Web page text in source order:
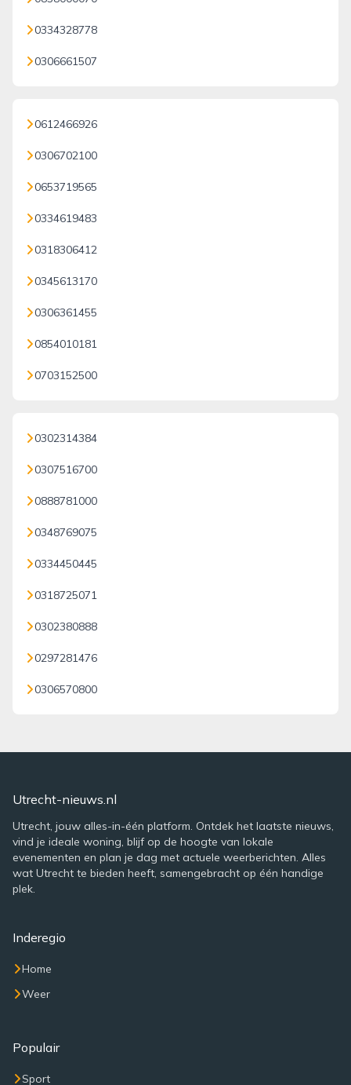
0334328778
0306661507
0612466926
0306702100
0653719565
0334619483
0318306412
0345613170
0306361455
0854010181
0703152500
0302314384
0307516700
0888781000
0348769075
0334450445
0318725071
0302380888
0297281476
0306570800
Utrecht-nieuws.nl
Utrecht, jouw alles-in-één platform. Ontdek het laatste nieuws,
vind je ideale woning, blijf op de hoogte van lokale
evenementen en plan je dag met actuele weerberichten. Alles
wat Utrecht te bieden heeft, samengebracht op één handige
plek.
Inderegio
Home
Weer
Populair
Sport